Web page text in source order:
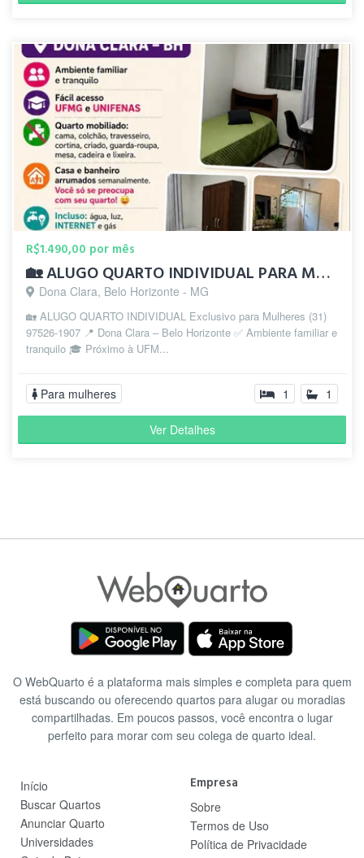
R$1.490,00 por mês
🏡 ALUGO QUARTO INDIVIDUAL PARA MULHERES
Dona Clara, Belo Horizonte - MG
🏡 ALUGO QUARTO INDIVIDUAL Exclusivo para Mulheres (31)
97526-1907 📍 Dona Clara – Belo Horizonte ✅ Ambiente familiar e
tranquilo 🎓 Próximo à UFM...
Para mulheres 1 1
Ver Detalhes
O WebQuarto é a plataforma mais simples e completa para quem
está buscando ou oferecendo quartos para alugar ou moradias
compartilhadas. Em poucos passos, você encontra o lugar
perfeito para morar com seu colega de quarto ideal.
Início
Buscar Quartos
Anunciar Quarto
Universidades
Empresa
Sobre
Termos de Uso
Política de Privacidade